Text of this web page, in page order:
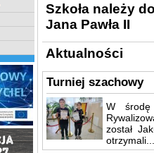
Szkoła należy
Jana Pawła II
Aktualności
Turniej szachowy
W środę
został
otrzymali...